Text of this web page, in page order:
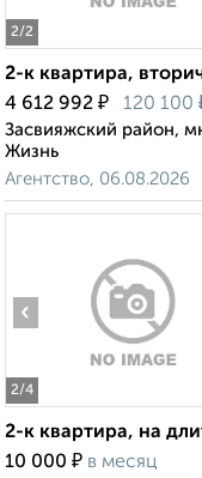
2/2
2-к квартира,
4 612 992 ₽ 120 100
Засвияжский район,
Жизнь
Агентство, 06.08.2026
2/4
‹
2-к квартира, на
10 000 ₽ в месяц